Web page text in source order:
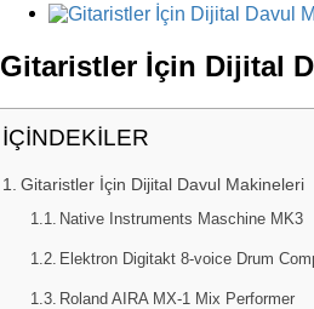
View
Image
Gitaristler İçin Dijital
İÇİNDEKİLER
Gitaristler İçin Dijital Davul Makineleri
Native Instruments Maschine MK3
Elektron Digitakt 8-voice Drum
Roland AIRA MX-1 Mix Performer